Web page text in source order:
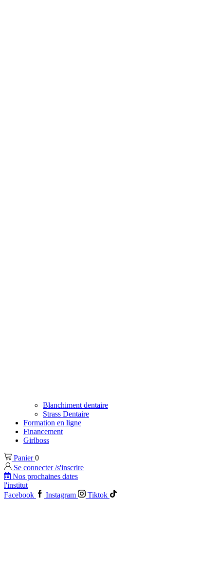
Blanchiment dentaire
Strass Dentaire
Formation en ligne
Financement
Girlboss
Panier0
Se connecter /s'inscrire
Nos prochaines dates
l'institut
Facebook
Instagram Tiktok